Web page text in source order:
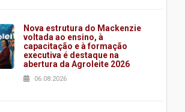
Nova estrutura do Mackenzie
voltada ao ensino, à
capacitação e à formação
executiva é destaque na
abertura da Agroleite 2026
06.08.2026